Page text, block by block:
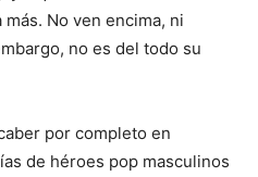
No ven encima, ni
no es del todo su
por completo en
de héroes pop masculinos